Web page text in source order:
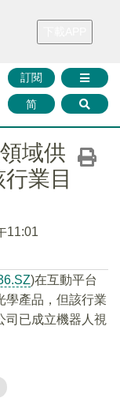
財華證券 媒體矩陣
訂閱
简
域供
業目
11:01
)在互動平台
學產品，但該行業
司已成立機器人視